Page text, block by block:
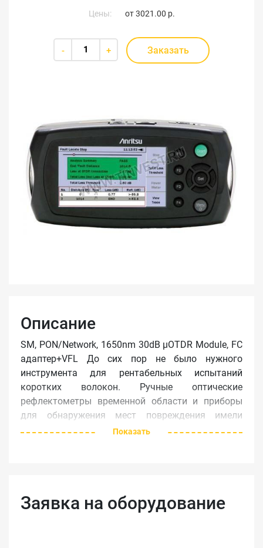
Цены: от3021.00 р.
- + Заказать
Описание
SM, PON/Network, 1650nm 30dB µOTDR Module, FC
адаптер+VFL До сих пор не было нужного
инструмента для рентабельных испытаний
коротких волокон. Ручные оптические
рефлектометры временной области и приборы
для обнаружения мест повреждения имели
недостаточную разрешительную способность и
Новый прибор MT9090A от фирмы Anritsu
Показать
Заявка на оборудование